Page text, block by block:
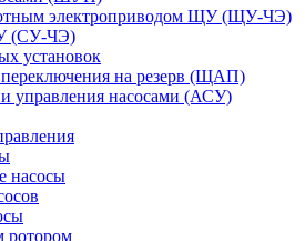
электроприводом ЩУ (ЩУ-ЧЭ)
(СУ-ЧЭ)
установок
на резерв (ЩАП)
управления насосами (АСУ)
насосы
ротором